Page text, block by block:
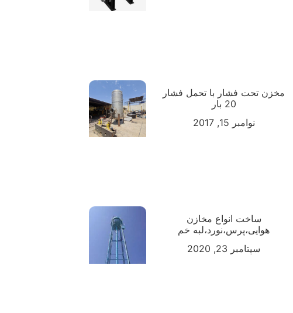
مخزن تحت فشار با تحمل فشار
20 بار
نوامبر 15, 2017
ساخت انواع مخازن
هوایی،پرس،نورد،لبه خم
سپتامبر 23, 2020